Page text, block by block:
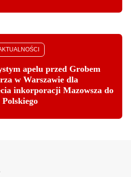
apelu przed Grobem
w Warszawie dla
inkorporacji Mazowsza do